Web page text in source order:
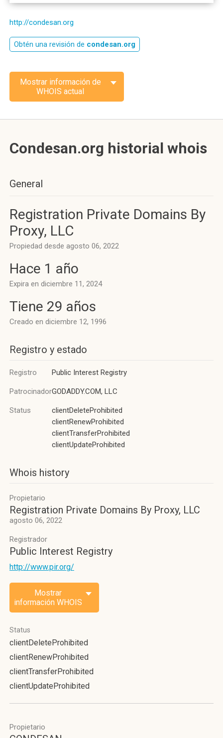
http://condesan.org
Obtén una revisión de condesan.org
Mostrar información de
WHOIS actual
Condesan.org historial whois
General
Registration Private Domains By
Proxy, LLC
Propiedad desde agosto 06, 2022
Hace 1 año
Expira en diciembre 11, 2024
Tiene 29 años
Creado en diciembre 12, 1996
Registro y estado
Registro Public Interest Registry
PatrocinadorGODADDY.COM, LLC
Status
clientDeleteProhibited
clientRenewProhibited
clientTransferProhibited
clientUpdateProhibited
Whois history
Propietario
Registration Private Domains By Proxy, LLC
agosto 06, 2022
Registrador
Public Interest Registry
http://www.pir.org/
Mostrar
información WHOIS
Status
clientDeleteProhibited
clientRenewProhibited
clientTransferProhibited
clientUpdateProhibited
Propietario